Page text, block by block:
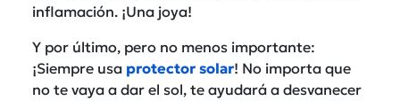
inflamación. ¡Una joya!
Y por último, pero no menos importante:
¡Siempre usa protector solar! No importa que
no te vaya a dar el sol, te ayudará a desvanecer